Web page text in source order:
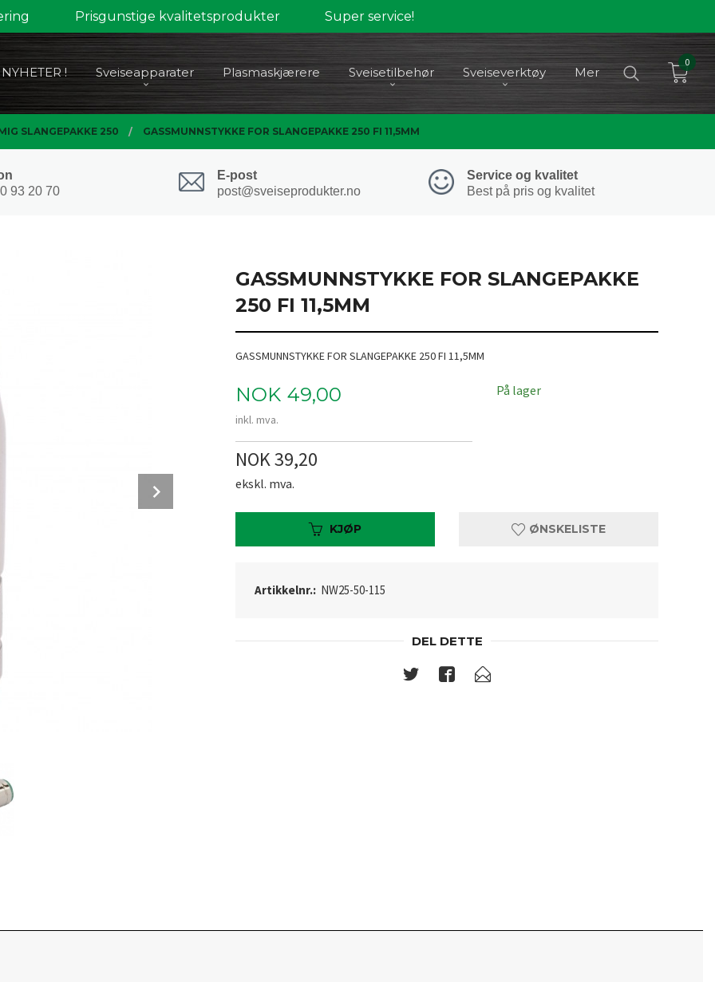
Prisgunstige kvalitetsprodukter Super service!
NYHETER ! Sveiseapparater Plasmaskjærere Sveisetilbehør Sveiseverktøy Mer
0
SLANGEPAKKE 250 GASSMUNNSTYKKE FOR SLANGEPAKKE 250 FI 11,5MM
93 20 70
E-post
post@sveiseprodukter.no
Service og kvalitet
Best på pris og kvalitet
GASSMUNNSTYKKE FOR SLANGEPAKKE
250 FI 11,5MM
GASSMUNNSTYKKE FOR SLANGEPAKKE 250 FI 11,5MM
Pris
NOK 49,00
inkl. mva.
NOK 39,20
ekskl. mva.
På lager
KJØP ØNSKELISTE
Artikkelnr.: NW25-50-115
DEL DETTE